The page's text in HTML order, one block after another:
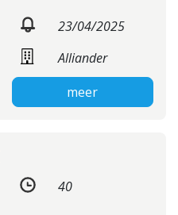
23/04/2025
Alliander
meer
40